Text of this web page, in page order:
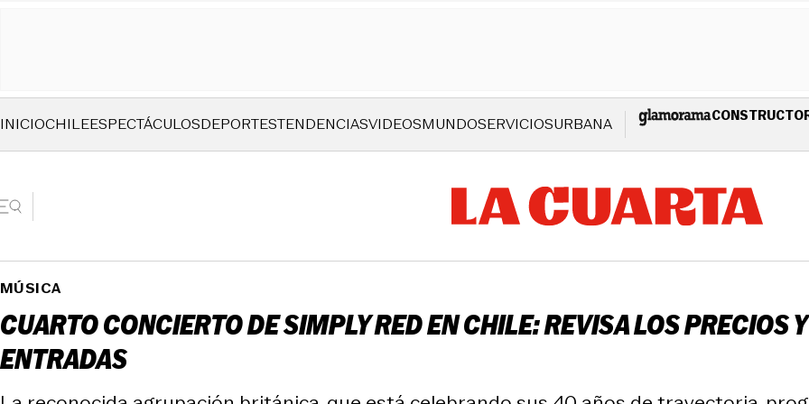
INICIOCHILEESPECTÁCULOSDEPORTESTENDENCIASVIDEOSMUNDOSERVICIOSURBANA
MÚSICA
CUARTO CONCIERTO DE SIMPLY RED EN CHILE: REVISA LOS PRECIOS
ENTRADAS